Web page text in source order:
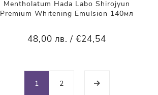
Mentholatum Hada Labo Shirojyun
Premium Whitening Emulsion 140мл
48,00 лв. / €24,54
1 2